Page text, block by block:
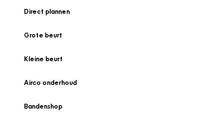
Direct plannen
Grote beurt
Kleine beurt
Airco onderhoud
Bandenshop